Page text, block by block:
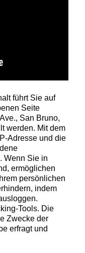
führt Sie auf
Seite
San Bruno,
werden. Mit dem
Adresse und die
Wenn Sie in
ermöglichen
persönlichen
indem
Tools. Die
Zwecke der
erfragt und